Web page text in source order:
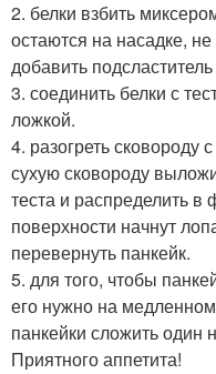
2. белки взбить
остаются на насадке,
добавить
3. соединить белки с
ложкой.
4. разогреть
сухую сковороду
теста и распределить в
поверхности начнут
перевернуть панкейк.
5. для того, чтобы
его нужно на
панкейки сложить один
Приятного аппетита!